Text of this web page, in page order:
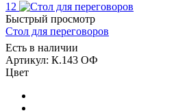
12
Быстрый просмотр
Стол для переговоров
Есть в наличии
Артикул: К.143 ОФ
Цвет